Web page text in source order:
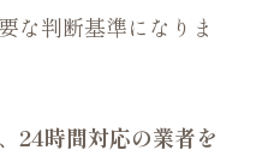
な判断基準になりま
24時間対応の業者を